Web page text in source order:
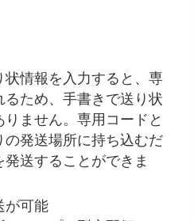
状情報を入力すると、専
るため、手書きで送り状
ません。専用コードと
の発送場所に持ち込むだ
送することができま
が可能